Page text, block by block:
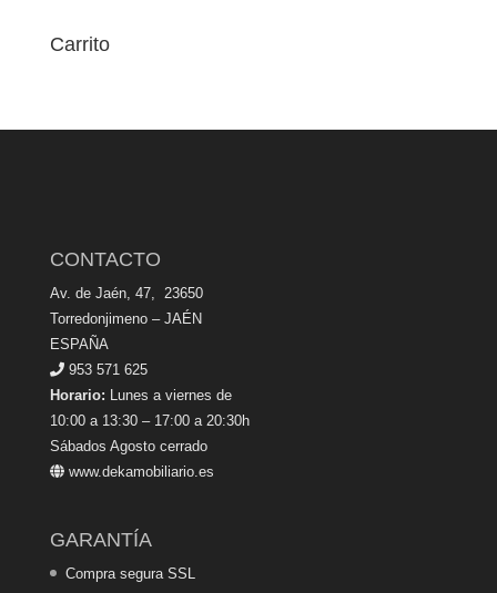
Carrito
CONTACTO
Av. de Jaén, 47, 23650
Torredonjimeno – JAÉN
ESPAÑA
953 571 625
Horario: Lunes a viernes de
10:00 a 13:30 – 17:00 a 20:30h
Sábados Agosto cerrado
www.dekamobiliario.es
GARANTÍA
Compra segura SSL